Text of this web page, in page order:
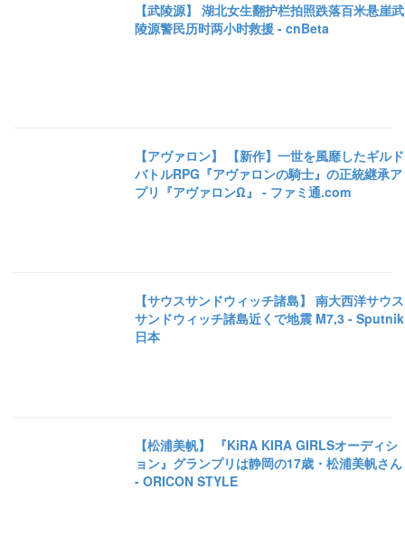
【武陵源】 湖北女生翻护栏拍照跌落百米悬崖武
陵源警民历时两小时救援 - cnBeta
【アヴァロン】 【新作】一世を風靡したギルド
バトルRPG『アヴァロンの騎士』の正統継承ア
プリ『アヴァロンΩ』 - ファミ通.com
【サウスサンドウィッチ諸島】 南大西洋サウス
サンドウィッチ諸島近くで地震 M7,3 - Sputnik
日本
【松浦美帆】 『KiRA KIRA GIRLSオーディシ
ョン』グランプリは静岡の17歳・松浦美帆さん
- ORICON STYLE